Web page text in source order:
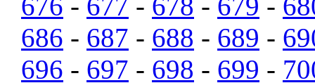
686 - 687 - 688 - 689 -
696 - 697 - 698 - 699 -